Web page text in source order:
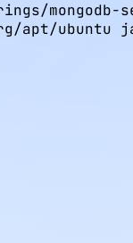
mongodb-
apt/